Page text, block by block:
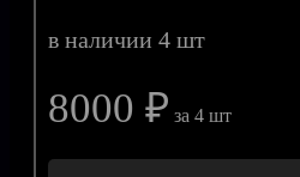
в наличии 4 шт
8000 ₽ за 4 шт